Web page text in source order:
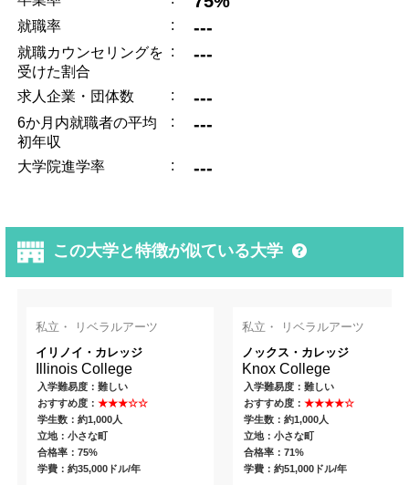
就職率 : ---
就職カウンセリングを
受けた割合
: ---
求人企業・団体数 : ---
6か月内就職者の平均
初年収
: ---
大学院進学率 : ---
この大学と特徴が似ている大学
私立・ リベラルアーツ
イリノイ・カレッジ
Illinois College
入学難易度：難しい
おすすめ度：★★★☆☆
学生数：約1,000人
立地：小さな町
合格率：75%
学費：約35,000ドル/年
私立・ リベラルアーツ
ノックス・カレッジ
Knox College
入学難易度：難しい
おすすめ度： ★★★★☆
学生数：約1,000人
立地：小さな町
合格率：71%
学費：約51,000ドル/年